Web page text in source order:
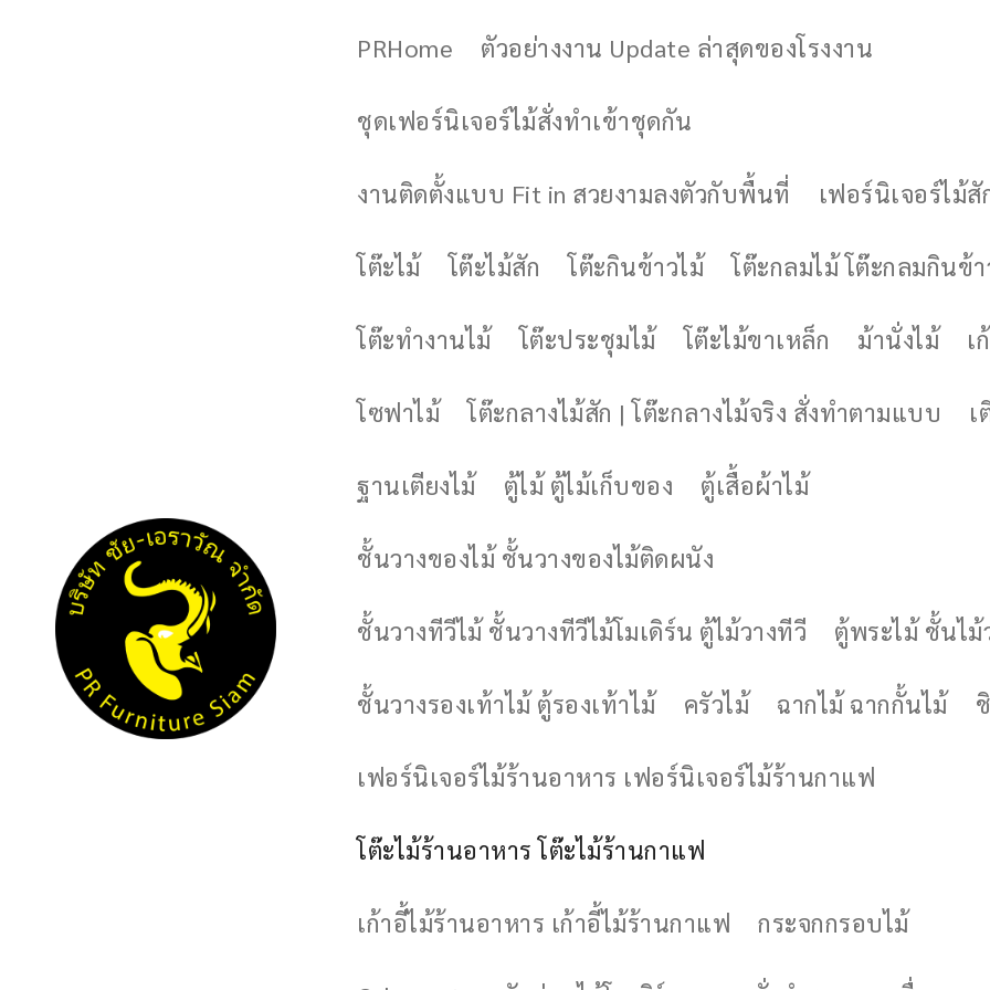
PRHome ตัวอย่างงาน Update ล่าสุดของโรงงาน
ชุดเฟอร์นิเจอร์ไม้สั่งทำเข้าชุดกัน
งานติดตั้งแบบ Fit in สวยงามลงตัวกับพื้นที่ เฟอร์นิเจอร์ไม้สั
โต๊ะไม้ โต๊ะไม้สัก โต๊ะกินข้าวไม้ โต๊ะกลมไม้ โต๊ะกลมกินข้า
โต๊ะทำงานไม้ โต๊ะประชุมไม้ โต๊ะไม้ขาเหล็ก ม้านั่งไม้ เ
โซฟาไม้ โต๊ะกลางไม้สัก | โต๊ะกลางไม้จริง สั่งทำตามแบบ เ
ฐานเตียงไม้ ตู้ไม้ ตู้ไม้เก็บของ ตู้เสื้อผ้าไม้
ชั้นวางของไม้ ชั้นวางของไม้ติดผนัง
ชั้นวางทีวีไม้ ชั้นวางทีวีไม้โมเดิร์น ตู้ไม้วางทีวี ตู้พระไม้ ชั้นไม้
ชั้นวางรองเท้าไม้ ตู้รองเท้าไม้ ครัวไม้ ฉากไม้ ฉากกั้นไม้
เฟอร์นิเจอร์ไม้ร้านอาหาร เฟอร์นิเจอร์ไม้ร้านกาแฟ
โต๊ะไม้ร้านอาหาร โต๊ะไม้ร้านกาแฟ
เก้าอี้ไม้ร้านอาหาร เก้าอี้ไม้ร้านกาแฟ กระจกกรอบไม้